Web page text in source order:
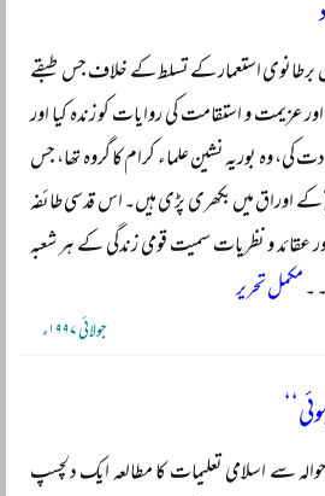
برطانوی استعمار کے تسلط کے خلاف جس طبقے
عزیمت و استقامت کی روایات کو زندہ کیا اور
کی، وہ بوریہ نشین علماء کرام کا گروہ تھا، جس
کے اوراق میں بکھری پڑی ہیں۔ اس قدسی طائفہ
و نظریات سمیت قومی زندگی کے ہر شعبہ
۔ مکمل تحریر
جولائی ۱۹۹۷ء
سے اسلامی تعلیمات کا مطالعہ ایک دلچسپ